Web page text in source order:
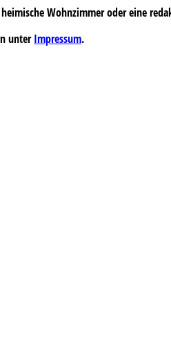
Wohnzimmer oder eine
unterImpressum.